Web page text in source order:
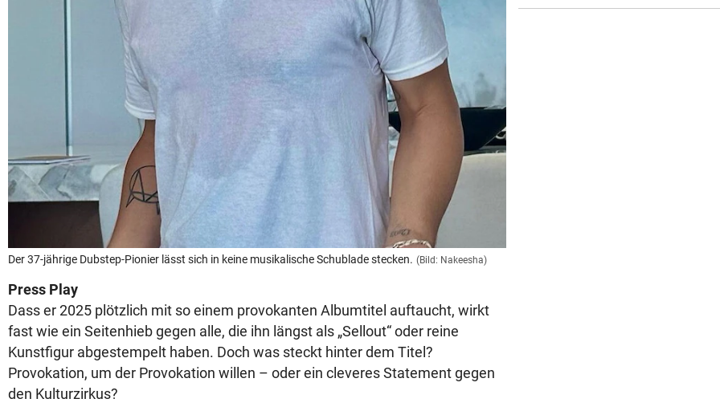
Der 37-jährige Dubstep-Pionier lässt sich in keine musikalische Schublade stecken. (Bild: Nakeesha)
Press Play
Dass er 2025 plötzlich mit so einem provokanten Albumtitel auftaucht, wirkt
fast wie ein Seitenhieb gegen alle, die ihn längst als „Sellout“ oder reine
Kunstfigur abgestempelt haben. Doch was steckt hinter dem Titel?
Provokation, um der Provokation willen – oder ein cleveres Statement gegen
den Kulturzirkus?